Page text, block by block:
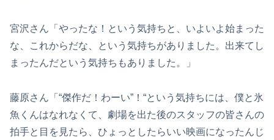
宮沢さん「やったな！という気持ちと、いよいよ始まった
な、これからだな、という気持ちがありました。出来てし
まったんだという気持ちもありました。」
藤原さん「“傑作だ！わーい”！“という気持ちには、僕と氷
魚くんはなれなくて、劇場を出た後のスタッフの皆さんの
拍手と目を見たら、ひょっとしたらいい映画になったんじ